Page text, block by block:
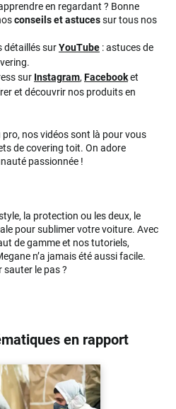
en regardant ? Bonne
conseils et astucessur tous nos
détaillés surYouTube: astuces de
sur Instagram, Facebooket
et découvrir nos produits en
nos vidéos sont là pour vous
de covering toit. On adore
passionnée !
la protection ou les deux, le
pour sublimer votre voiture. Avec
de gamme et nos tutoriels,
n’a jamais été aussi facile.
sauter le pas ?
en rapport